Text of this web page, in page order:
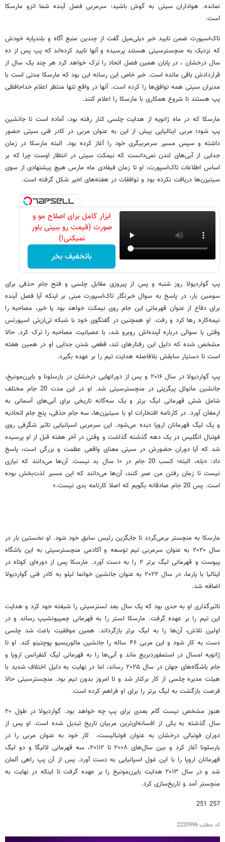
نمانده. هواداران سیتی به گوش باشید: سرمربی فصل آینده شما انزو مارسکا
است.
تاک‌اسپورت ضمن تایید خبر دیلی‌میل گفت از چندین منبع آگاه و بلندپایه خودش
که نزدیک به منچسترسیتی هستند پرسیده و آنها تایید کرده‌اند که پپ پس از ده
سال درخشان ، در پایان همین فصل اتحاد را ترک خواهد کرد هر چند یک سال از
قراردادش باقی مانده است. خبر خاص این رسانه این بود که مارسکا مدتی است با
مدیران سیتی همه توافق‌ها را کرده است. آنها در واقع تنها منتظر اعلام خداحافظی
پپ هستند تا شروع همکاری با مارسکا را اعلام کنند.
مارسکا که در ماه ژانویه از هدایت چلسی کنار رفته بود، آماده است تا جانشین
پپ شود؛ مربی ایتالیایی پیش از این به عنوان مربی در کادر فنی سیتی حضور
داشته و سپس مسیر سرمربیگری خود را آغاز کرده بود. البته مارسکا در زمان
جدایی از آبی‌های لندن نمی‌دانست که نیمکت سیتی در انتظار اوست چرا که بر
اساس اطلاعات تاک‌اسپورت، او تا زمان فیفادی ماه مارس هیچ پیشنهادی از سوی
سیتیزن‌ها دریافت نکرده بود و توافقات در هفته‌های اخیر شکل گرفته است.
ابزار کامل برای اصلاح مو و
صورت (قیمت رو ببینی باور
نمیکنی!)
باتخفیف بخر
پپ گواردیولا روز شنبه و پس از پیروزی مقابل چلسی و فتح جام حذفی برای
سومین بار، در پاسخ به سوال خبرنگار تاک‌اسپورت مبنی بر اینکه آیا فصل آینده
برای دفاع از عنوان قهرمانی این جام روی نیمکت خواهد بود یا خیر، مصاحبه را
نیمه‌کاره رها کرد و رفت. او همچنین در گفتگوی خود با شبکه تی‌ان‌تی اسپورتس
وقتی با سوالی درباره آینده‌اش روبرو شد، با عصبانیت مصاحبه را ترک کرد. حالا
مشخص شده که دلیل این رفتارهای تند، قطعی شدن جدایی او در همین هفته
است تا دستیار سابقش بلافاصله هدایت تیم را بر عهده بگیرد.
پپ گواردیولا در سال ۲۰۱۶ و پس از دورانهایی درخشان در بارسلونا و بایرن‌مونیخ،
جانشین مانوئل پیگرینی در منچسترسیتی شد. او در این مدت 20 جام مختلف
شامل شش قهرمانی لیگ برتر و یک سه‌گانه تاریخی برای آبی‌های آسمانی به
ارمغان آورد. در کارنامه افتخارات او با سیتیزن‌ها، سه جام حذفی، پنج جام اتحادیه
و یک لیگ قهرمانان اروپا دیده می‌شود. این سرمربی اسپانیایی تاثیر شگرفی روی
فوتبال انگلیس در یک دهه گذشته گذاشت و وقتی در آخر هفته قبل از او پرسیده
شد که آیا دوران حضورش در سیتی معنای واقعی عظمت و بزرگی است، پاسخ
داد: «بله، البته؛ کسب 20 جام در ۱۰ سال بد نیست. آن‌ها می‌دانند که نیازی
نیست تا زمان رفتن من صبر کنند، آن‌ها می‌دانند که این مسیر لذت‌بخش بوده
است. پس 20 جام صادقانه بگویم که اصلا کارنامه بدی نیست.»
مارسکا به منچستر برمی‌گردد تا جایگزین رئیس سابق خود شود. او نخستین بار در
سال ۲۰۲۰ به عنوان سرمربی تیم توسعه و آکادمی منچسترسیتی به این باشگاه
پیوست و قهرمانی لیگ برتر ۲ را به دست آورد. مارسکا پس از دوره‌ای کوتاه در
ایتالیا با پارما، در سال ۲۰۲۲ به عنوان جانشین خوانما لیلو به کادر فنی گواردیولا
اضافه شد.
تاثیرگذاری او به حدی بود که یک سال بعد لسترسیتی را شیفته خود کرد و هدایت
این تیم را بر عهده گرفت. مارسکا لستر را به قهرمانی چمپیونشیپ رساند و در
اولین تلاش، آن‌ها را به لیگ برتر بازگرداند. همین موفقیت باعث شد چلسی
دست به کار شود و این مربی ۴۶ ساله را جانشین مائوریسیو پوچتینو کند. او تا
ژانویه امسال در استمفوردبریج ماند و آبی‌ها را به قهرمانی لیگ کنفرانس اروپا و
جام باشگاه‌های جهان در سال ۲۰۲۵ رساند، اما در نهایت به دلیل اختلاف شدید با
هیئت مدیره چلسی از کار برکنار شد و تا امروز بدون تیم بود. منچسترسیتی حالا
فرصت بازگشت به لیگ برتر را برای او فراهم کرده است.
هنوز مشخص نیست گام بعدی برای پپ چه خواهد بود. گواردیولا در طول ۲۰
سال گذشته به یکی از افسانه‌ای‌ترین مربیان تاریخ تبدیل شده است. او پس از
دوران فوتبالی درخشان به عنوان فوتبالیست، کار خود به عنوان مربی را در
بارسلونا آغاز کرد و بین سال‌های ۲۰۰۸ تا ۲۰۱۱۲، سه قهرمانی لالیگا و دو لیگ
قهرمانان اروپا را با این غول اسپانیایی به دست آورد. پس از آن پپ راهی آلمان
شد و در سال ۲۰۱۳ هدایت بایرن‌مونیخ را بر عهده گرفت تا اینکه در نهایت به
منچستر آمد و تاریخ‌سازی کرد.
257 251
کد مطلب2220996